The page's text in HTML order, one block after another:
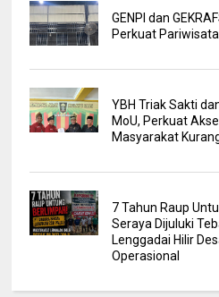
GENPI dan
Perkuat
YBH Triak Sakti
MoU, Perkuat
Masyarakat
7 Tahun Raup
Seraya Dijuluki
Lenggadai Hilir
Operasional